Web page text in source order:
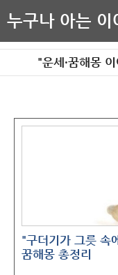
누구나 아는 이
"운세·꿈해몽
"구더기가 그릇 속
꿈해몽 총정리